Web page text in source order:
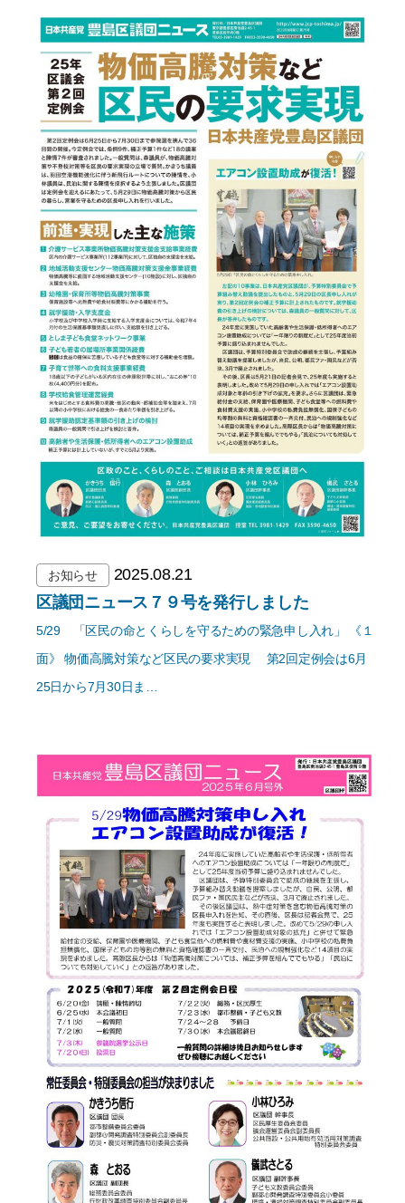
お知らせ
2025.08.21
区議団ニュース７９号を発行しました
5/29 「区民の命とくらしを守るための緊急申し入れ」 《１
面》 物価高騰対策など区民の要求実現 第2回定例会は6月
25日から7月30日ま…